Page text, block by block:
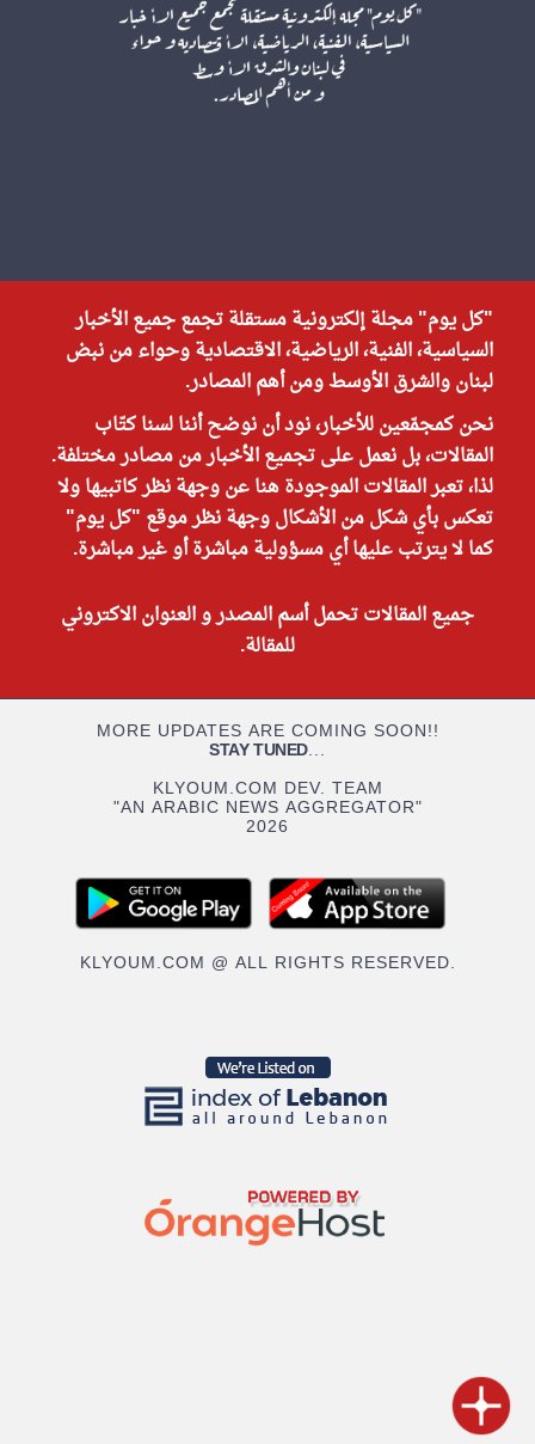
"كل يوم" مجلة إلكترونية مستقلة تجمع جميع الأخبار
السياسية، الفنية، الرياضية، الاقتصادية وحواء من نبض
لبنان والشرق الأوسط ومن أهم المصادر.
نحن كمجمّعين للأخبار، نود أن نوضح أننا لسنا كتّاب
المقالات، بل نعمل على تجميع الأخبار من مصادر مختلفة.
لذا، تعبر المقالات الموجودة هنا عن وجهة نظر كاتبيها ولا
تعكس بأي شكل من الأشكال وجهة نظر موقع "كل يوم"
كما لا يترتب عليها أي مسؤولية مباشرة أو غير مباشرة.
جميع المقالات تحمل أسم المصدر و العنوان الاكتروني
للمقالة.
MORE UPDATES ARE COMING SOON!!
STAY TUNED...
KLYOUM.COM DEV. TEAM
"AN ARABIC NEWS AGGREGATOR"
2026
KLYOUM.COM @ ALL RIGHTS RESERVED.